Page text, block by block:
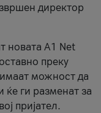
директор
новата А1 Net
преку
имаат можност да
ќе ги разменат за
пријател.